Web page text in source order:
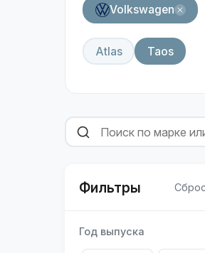
Volkswagen
Atlas Taos
Фильтры
Год выпуска